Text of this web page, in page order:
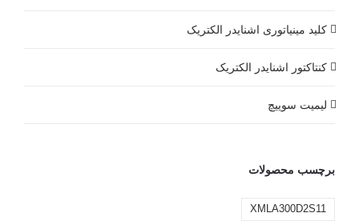
کلید مينياتوری اشنایدر الکتریک
کنتاکتور اشنایدر الکتریک
لیمیت سوییچ
برچسب محصولات
XMLA300D2S11